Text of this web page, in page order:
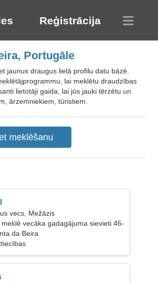
Reģistrācija
Portugāle
jaunus draugus lielā profilu datu bāzē.
lai meklētu draudzības
lietotāji gaida, lai jūs jauki tērzētu un
ārzemniekiem, tūristiem.
vecs, Mežāzis
vecāka gadagājuma sievieti 46-
da Beira